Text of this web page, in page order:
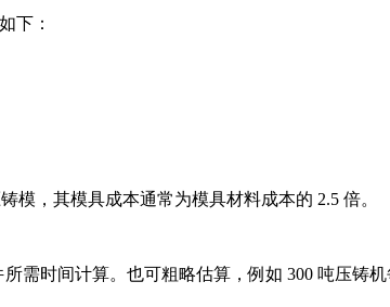
下：
，其模具成本通常为模具材料成本的 2.5 倍。
时间计算。也可粗略估算，例如 300 吨压铸机